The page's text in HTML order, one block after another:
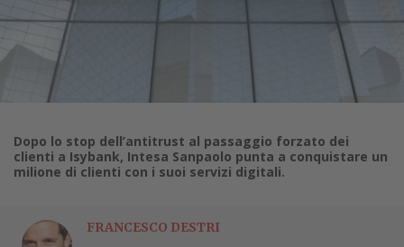
Dopo lo stop dell’antitrust al passaggio forzato dei
clienti a Isybank, Intesa Sanpaolo punta a conquistare un
milione di clienti con i suoi servizi digitali.
FRANCESCO DESTRI